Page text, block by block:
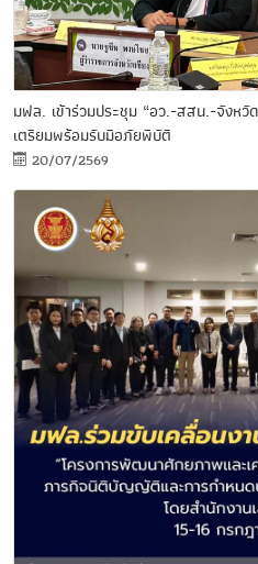
มฟล. เข้าร่วมประชุม “อว.-สสน.-จังหวั
เตรียมพร้อมรับมือภัยพิบัติ
20/07/2569